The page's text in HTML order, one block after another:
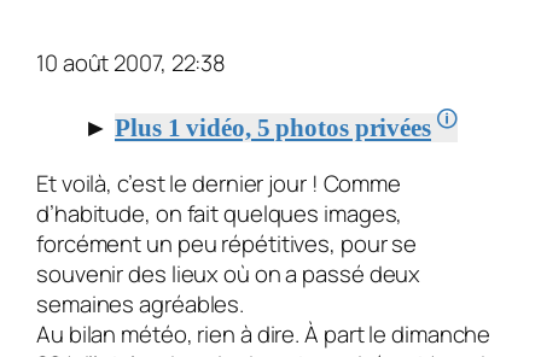
10 août 2007, 22:38
► Plus 1 vidéo, 5 photos privées 🛈
Et voilà, c’est le dernier jour ! Comme
d’habitude, on fait quel­ques images,
forcément un peu répétitives, pour se
souvenir des lieux où on a passé deux
semaines agréables.
Au bilan météo, rien à dire. À part le dimanche